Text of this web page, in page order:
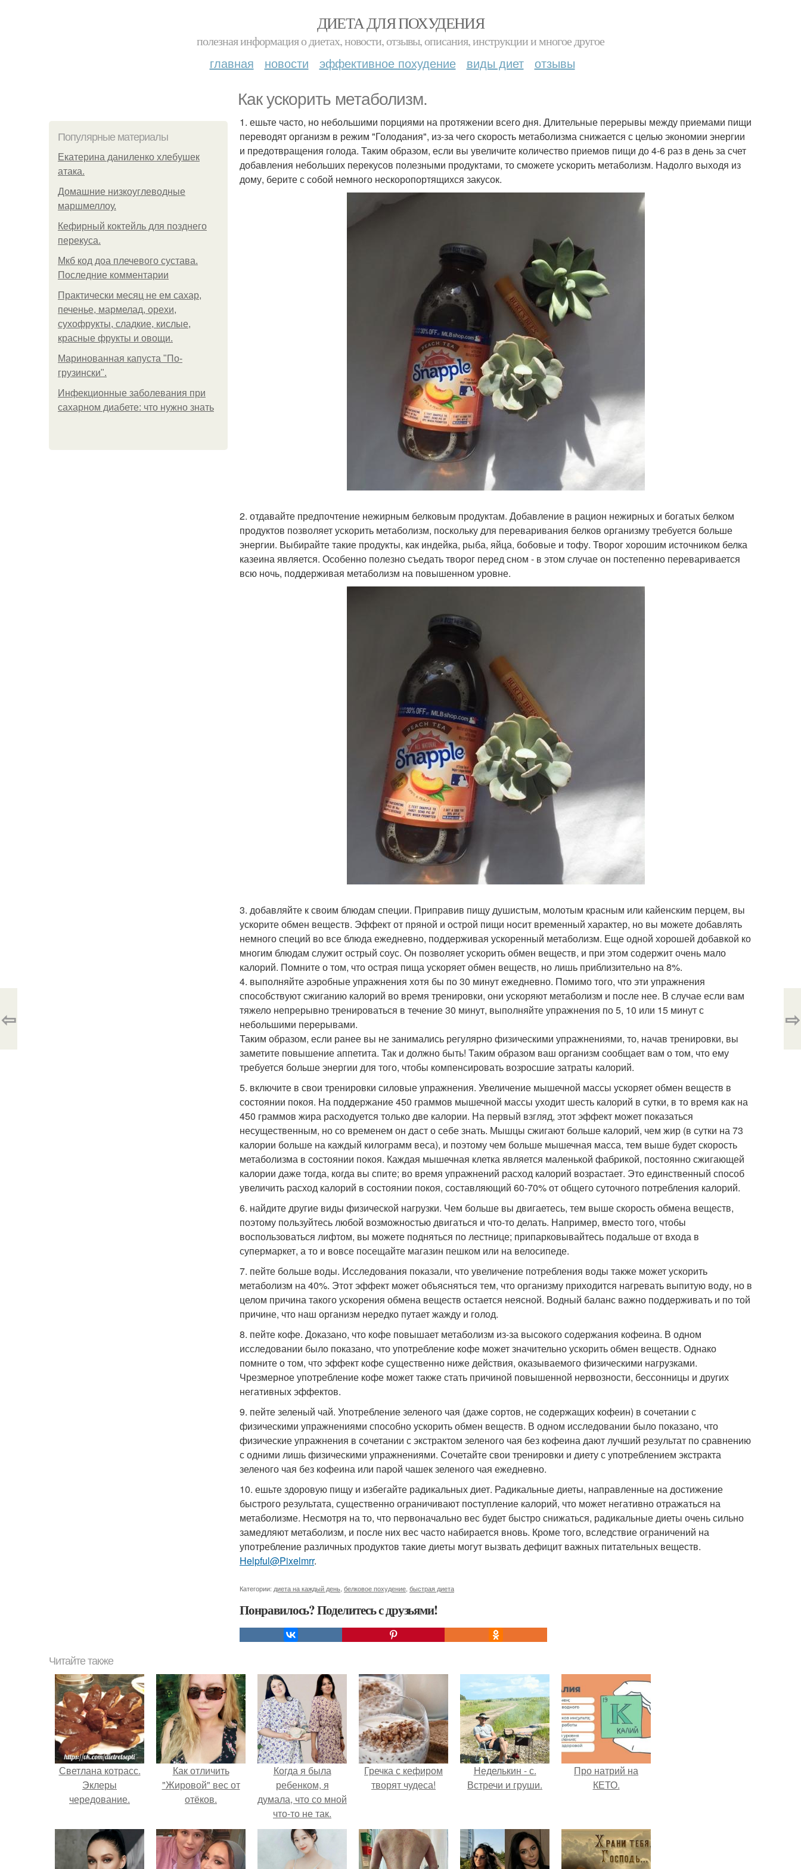
ДИЕТА ДЛЯ ПОХУДЕНИЯ
полезная информация о диетах, новости, отзывы, описания, инструкции и многое другое
главная новости эффективное похудение виды диет отзывы
Как ускорить метаболизм.
Популярные материалы
Екатерина даниленко хлебушек
атака.
Домашние низкоуглеводные
маршмеллоу.
Кефирный коктейль для позднего
перекуса.
Мкб код доа плечевого сустава.
Последние комментарии
Практически месяц не ем сахар,
печенье, мармелад, орехи,
сухофрукты, сладкие, кислые,
красные фрукты и овощи.
Маринованная капуста "По-
грузински".
Инфекционные заболевания при
сахарном диабете: что нужно знать
1. ешьте часто, но небольшими порциями на протяжении всего дня. Длительные перерывы между приемами пищи
переводят организм в режим "Голодания", из-за чего скорость метаболизма снижается с целью экономии энергии
и предотвращения голода. Таким образом, если вы увеличите количество приемов пищи до 4-6 раз в день за счет
добавления небольших перекусов полезными продуктами, то сможете ускорить метаболизм. Надолго выходя из
дому, берите с собой немного нескоропортящихся закусок.
2. отдавайте предпочтение нежирным белковым продуктам. Добавление в рацион нежирных и богатых белком
продуктов позволяет ускорить метаболизм, поскольку для переваривания белков организму требуется больше
энергии. Выбирайте такие продукты, как индейка, рыба, яйца, бобовые и тофу. Творог хорошим источником белка
казеина является. Особенно полезно съедать творог перед сном - в этом случае он постепенно переваривается
всю ночь, поддерживая метаболизм на повышенном уровне.
3. добавляйте к своим блюдам специи. Приправив пищу душистым, молотым красным или кайенским перцем, вы
ускорите обмен веществ. Эффект от пряной и острой пищи носит временный характер, но вы можете добавлять
немного специй во все блюда ежедневно, поддерживая ускоренный метаболизм. Еще одной хорошей добавкой ко
многим блюдам служит острый соус. Он позволяет ускорить обмен веществ, и при этом содержит очень мало
калорий. Помните о том, что острая пища ускоряет обмен веществ, но лишь приблизительно на 8%.
4. выполняйте аэробные упражнения хотя бы по 30 минут ежедневно. Помимо того, что эти упражнения
способствуют сжиганию калорий во время тренировки, они ускоряют метаболизм и после нее. В случае если вам
тяжело непрерывно тренироваться в течение 30 минут, выполняйте упражнения по 5, 10 или 15 минут с
небольшими перерывами.
Таким образом, если ранее вы не занимались регулярно физическими упражнениями, то, начав тренировки, вы
заметите повышение аппетита. Так и должно быть! Таким образом ваш организм сообщает вам о том, что ему
требуется больше энергии для того, чтобы компенсировать возросшие затраты калорий.
5. включите в свои тренировки силовые упражнения. Увеличение мышечной массы ускоряет обмен веществ в
состоянии покоя. На поддержание 450 граммов мышечной массы уходит шесть калорий в сутки, в то время как на
450 граммов жира расходуется только две калории. На первый взгляд, этот эффект может показаться
несущественным, но со временем он даст о себе знать. Мышцы сжигают больше калорий, чем жир (в сутки на 73
калории больше на каждый килограмм веса), и поэтому чем больше мышечная масса, тем выше будет скорость
метаболизма в состоянии покоя. Каждая мышечная клетка является маленькой фабрикой, постоянно сжигающей
калории даже тогда, когда вы спите; во время упражнений расход калорий возрастает. Это единственный способ
увеличить расход калорий в состоянии покоя, составляющий 60-70% от общего суточного потребления калорий.
6. найдите другие виды физической нагрузки. Чем больше вы двигаетесь, тем выше скорость обмена веществ,
поэтому пользуйтесь любой возможностью двигаться и что-то делать. Например, вместо того, чтобы
воспользоваться лифтом, вы можете подняться по лестнице; припарковывайтесь подальше от входа в
супермаркет, а то и вовсе посещайте магазин пешком или на велосипеде.
7. пейте больше воды. Исследования показали, что увеличение потребления воды также может ускорить
метаболизм на 40%. Этот эффект может объясняться тем, что организму приходится нагревать выпитую воду, но в
целом причина такого ускорения обмена веществ остается неясной. Водный баланс важно поддерживать и по той
причине, что наш организм нередко путает жажду и голод.
8. пейте кофе. Доказано, что кофе повышает метаболизм из-за высокого содержания кофеина. В одном
исследовании было показано, что употребление кофе может значительно ускорить обмен веществ. Однако
помните о том, что эффект кофе существенно ниже действия, оказываемого физическими нагрузками.
Чрезмерное употребление кофе может также стать причиной повышенной нервозности, бессонницы и других
негативных эффектов.
9. пейте зеленый чай. Употребление зеленого чая (даже сортов, не содержащих кофеин) в сочетании с
физическими упражнениями способно ускорить обмен веществ. В одном исследовании было показано, что
физические упражнения в сочетании с экстрактом зеленого чая без кофеина дают лучший результат по сравнению
с одними лишь физическими упражнениями. Сочетайте свои тренировки и диету с употреблением экстракта
зеленого чая без кофеина или парой чашек зеленого чая ежедневно.
10. ешьте здоровую пищу и избегайте радикальных диет. Радикальные диеты, направленные на достижение
быстрого результата, существенно ограничивают поступление калорий, что может негативно отражаться на
метаболизме. Несмотря на то, что первоначально вес будет быстро снижаться, радикальные диеты очень сильно
замедляют метаболизм, и после них вес часто набирается вновь. Кроме того, вследствие ограничений на
употребление различных продуктов такие диеты могут вызвать дефицит важных питательных веществ.
Helpful@Pixelmrr.
Категории: диета на каждый день белковое похудение быстрая диета
Понравилось? Поделитесь с друзьями!
⇦ ⇨
Читайте также
Светлана котрасс.
Эклеры
чередование.
Как отличить
"Жировой" вес от
отёков.
Когда я была
ребенком, я
думала, что со мной
что-то не так.
Гречка с кефиром
творят чудеса!
Неделькин - с.
Встречи и груши.
Про натрий на
КЕТО.